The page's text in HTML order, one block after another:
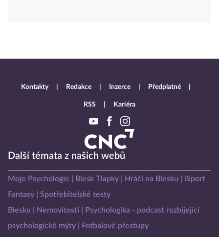
Další témata z našich webů
Moje Psychologie Blesk Tlapky Hráči na Blesku
iSport
Fantasy
Spotřebitelské testy
Blesku
Nemovitosti
Psychologika - podcast rozbíjející
psychologické mýty
Fotbalové přestupy
Kontakty Redakce Inzerce Předplatné
RSS Kariéra